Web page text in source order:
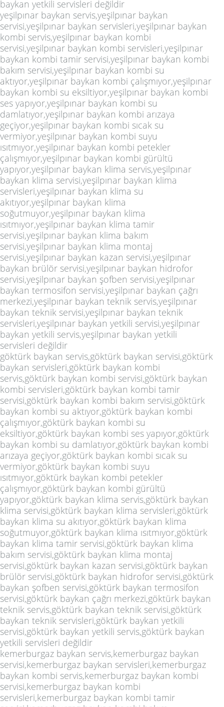
baykan yetkili servisleri değildir
yeşilpınar baykan servis,yeşilpınar baykan
servisi,yeşilpınar baykan servisleri,yeşilpınar baykan
kombi servis,yeşilpınar baykan kombi
servisi,yeşilpınar baykan kombi servisleri,yeşilpınar
baykan kombi tamir servisi,yeşilpınar baykan kombi
bakım servisi,yeşilpınar baykan kombi su
aktıyor,yeşilpınar baykan kombi çalışmıyor,yeşilpınar
baykan kombi su eksiltiyor,yeşilpınar baykan kombi
ses yapıyor,yeşilpınar baykan kombi su
damlatıyor,yeşilpınar baykan kombi arızaya
geçiyor,yeşilpınar baykan kombi sıcak su
vermiyor,yeşilpınar baykan kombi suyu
ısıtmıyor,yeşilpınar baykan kombi petekler
çalışmıyor,yeşilpınar baykan kombi gürültü
yapıyor,yeşilpınar baykan klima servis,yeşilpınar
baykan klima servisi,yeşilpınar baykan klima
servisleri,yeşilpınar baykan klima su
akıtıyor,yeşilpınar baykan klima
soğutmuyor,yeşilpınar baykan klima
ısıtmıyor,yeşilpınar baykan klima tamir
servisi,yeşilpınar baykan klima bakım
servisi,yeşilpınar baykan klima montaj
servisi,yeşilpınar baykan kazan servisi,yeşilpınar
baykan brülör servisi,yeşilpınar baykan hidrofor
servisi,yeşilpınar baykan şofben servisi,yeşilpınar
baykan termosifon servisi,yeşilpınar baykan çağrı
merkezi,yeşilpınar baykan teknik servis,yeşilpınar
baykan teknik servisi,yeşilpınar baykan teknik
servisleri,yeşilpınar baykan yetkili servisi,yeşilpınar
baykan yetkili servis,yeşilpınar baykan yetkili
servisleri değildir
göktürk baykan servis,göktürk baykan servisi,göktürk
baykan servisleri,göktürk baykan kombi
servis,göktürk baykan kombi servisi,göktürk baykan
kombi servisleri,göktürk baykan kombi tamir
servisi,göktürk baykan kombi bakım servisi,göktürk
baykan kombi su aktıyor,göktürk baykan kombi
çalışmıyor,göktürk baykan kombi su
eksiltiyor,göktürk baykan kombi ses yapıyor,göktürk
baykan kombi su damlatıyor,göktürk baykan kombi
arızaya geçiyor,göktürk baykan kombi sıcak su
vermiyor,göktürk baykan kombi suyu
ısıtmıyor,göktürk baykan kombi petekler
çalışmıyor,göktürk baykan kombi gürültü
yapıyor,göktürk baykan klima servis,göktürk baykan
klima servisi,göktürk baykan klima servisleri,göktürk
baykan klima su akıtıyor,göktürk baykan klima
soğutmuyor,göktürk baykan klima ısıtmıyor,göktürk
baykan klima tamir servisi,göktürk baykan klima
bakım servisi,göktürk baykan klima montaj
servisi,göktürk baykan kazan servisi,göktürk baykan
brülör servisi,göktürk baykan hidrofor servisi,göktürk
baykan şofben servisi,göktürk baykan termosifon
servisi,göktürk baykan çağrı merkezi,göktürk baykan
teknik servis,göktürk baykan teknik servisi,göktürk
baykan teknik servisleri,göktürk baykan yetkili
servisi,göktürk baykan yetkili servis,göktürk baykan
yetkili servisleri değildir
kemerburgaz baykan servis,kemerburgaz baykan
servisi,kemerburgaz baykan servisleri,kemerburgaz
baykan kombi servis,kemerburgaz baykan kombi
servisi,kemerburgaz baykan kombi
servisleri,kemerburgaz baykan kombi tamir